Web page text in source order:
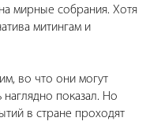
мирные собрания. Хотя
митингам и
во что они могут
наглядно показал. Но
в стране проходят